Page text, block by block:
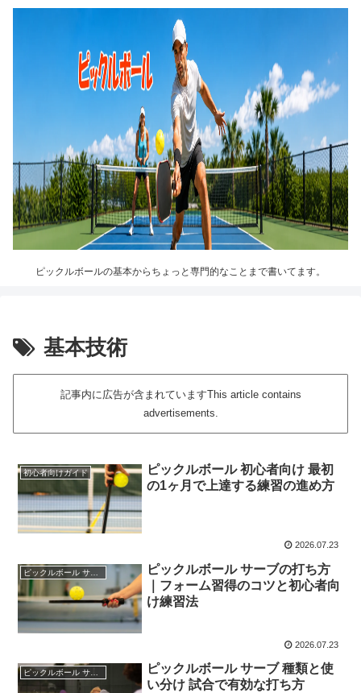
ピックルボールの基本からちょっと専門的なことまで書いてます。
基本技術
記事内に広告が含まれていますThis article contains
advertisements.
初心者向けガイド
ピックルボール 初心者向け 最初
の1ヶ月で上達する練習の進め方
2026.07.23
ピックルボール サーブ
ピックルボール サーブの打ち方
｜フォーム習得のコツと初心者向
け練習法
2026.07.23
ピックルボール サーブ
ピックルボール サーブ 種類と使
い分け 試合で有効な打ち方